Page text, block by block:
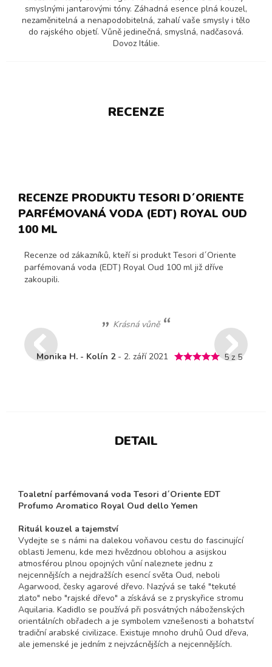
smyslnými jantarovými tóny. Záhadná esence plná kouzel,
nezaměnitelná a nenapodobitelná, zahalí vaše smysly i tělo
do rajského objetí. Vůně jedinečná, smyslná, nadčasová.
Dovoz Itálie.
RECENZE
RECENZE PRODUKTU TESORI D´ORIENTE
PARFÉMOVANÁ VODA (EDT) ROYAL OUD
100 ML
Recenze od zákazníků, kteří si produkt Tesori d´Oriente
parfémovaná voda (EDT) Royal Oud 100 ml již dříve
zakoupili.
Krásná vůně
5 z 5
Monika H. - Kolín 2- 2. září 2021
DETAIL
Toaletní parfémovaná voda Tesori d´Oriente EDT
Profumo Aromatico Royal Oud dello Yemen
Rituál kouzel a tajemství
Vydejte se s námi na dalekou voňavou cestu do fascinující
oblasti Jemenu, kde mezi hvězdnou oblohou a asijskou
atmosférou plnou opojných vůní naleznete jednu z
nejcennějších a nejdražších esencí světa Oud, neboli
Agarwood, česky agarové dřevo. Nazývá se také "tekuté
zlato" nebo "rajské dřevo" a získává se z pryskyřice stromu
Aquilaria. Kadidlo se používá při posvátných náboženských
orientálních obřadech a je symbolem vznešenosti a bohatství
tradiční arabské civilizace. Existuje mnoho druhů Oud dřeva,
ale jemenské je jedním z nejvzácnějších a nejcennějších.